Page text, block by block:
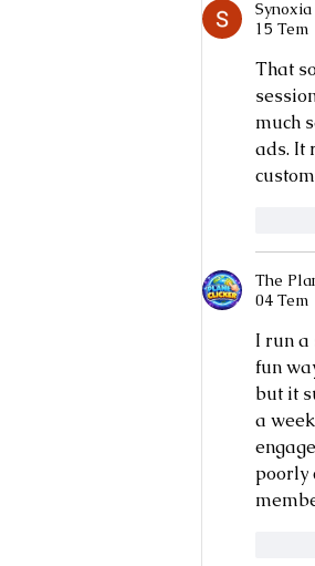
Synoxia
15 Tem
That
much
ads. It
The
04 Tem
I run a
fun
but it
a
poorly